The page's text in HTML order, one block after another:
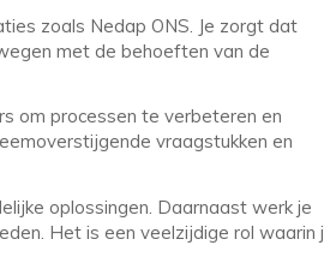
zoals Nedap ONS. Je zorgt dat
met de behoeften van de
om processen te verbeteren en
vraagstukken en
oplossingen. Daarnaast werk je
Het is een veelzijdige rol waarin